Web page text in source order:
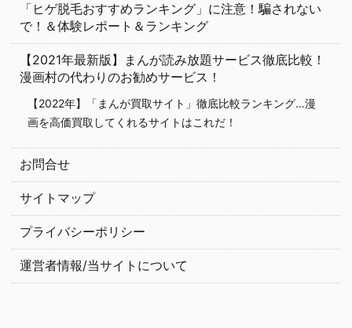
「ヒゲ脱毛おすすめランキング」に注意！騙されない
で！＆体験レポート＆ランキング
【2021年最新版】まんが読み放題サービス徹底比較！
漫画村の代わりのお勧めサービス！
【2022年】「まんが買取サイト」徹底比較ランキング…漫
画を高価買取してくれるサイトはこれだ！
お問合せ
サイトマップ
プライバシーポリシー
運営者情報/当サイトについて